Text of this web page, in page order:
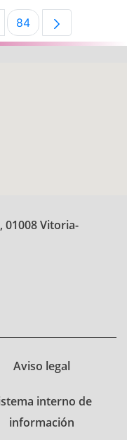
intermedias Use
Página
84
01008 Vitoria-
Aviso legal
interno de
información